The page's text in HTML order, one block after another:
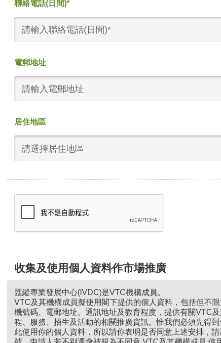
聯絡電話(日間)*
電郵地址
居住地區
請選擇居住地區
收集及使用個人資料作市場推廣
匯縱專業發展中心(IVDC)是VTC機構成員。
VTC及其機構成員擬使用閣下提供的個人資料，包括但不
機號碼、電郵地址、通訊地址及教育程度，提供有關VTC
程、服務、招生及活動的相關推廣資訊。惟我們必須先得
此使用你的個人資料，所以請你表明是否同意上述安排，